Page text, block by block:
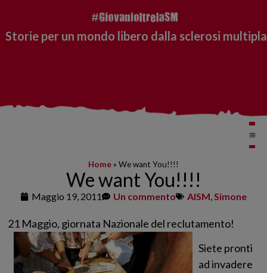
Storie per un mondo libero dalla sclerosi multipla
Home » We want You!!!!
We want You!!!!
Maggio 19, 2011 Un commento AISM,Simone
21 Maggio, giornata Nazionale del reclutamento!
Siete pronti
ad invadere